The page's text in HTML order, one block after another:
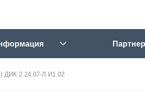
ДИК 2.24.07-Л.И1.02